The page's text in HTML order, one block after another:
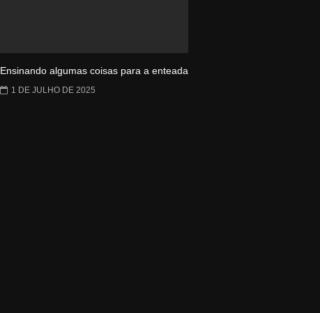
Ensinando algumas coisas para a enteada
1 DE JULHO DE 2025